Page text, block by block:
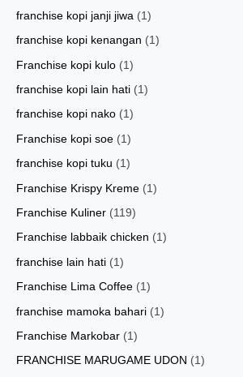
franchise kopi janji jiwa (1)
franchise kopi kenangan (1)
Franchise kopi kulo (1)
franchise kopi lain hati (1)
franchise kopi nako (1)
Franchise kopi soe (1)
franchise kopi tuku (1)
Franchise Krispy Kreme (1)
Franchise Kuliner (119)
Franchise labbaik chicken (1)
franchise lain hati (1)
Franchise Lima Coffee (1)
franchise mamoka bahari (1)
Franchise Markobar (1)
FRANCHISE MARUGAME UDON (1)